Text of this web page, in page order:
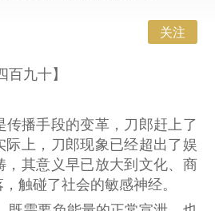
关注
九十】
播手段的变革，刀郎赶上了
际上，刀郎现象已经超出了娱
，其意义早已放大到文化、商
触碰了社会的敏感神经。